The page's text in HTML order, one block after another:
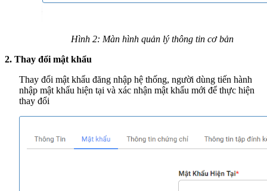
Hình 2: Màn hình quản lý thông tin cơ bản
2. Thay đổi mật khẩu
Thay đổi mật khẩu đăng nhập hệ thống, người dùng tiến hành
nhập mật khẩu hiện tại và xác nhận mật khẩu mới để thực hiện
thay đổi